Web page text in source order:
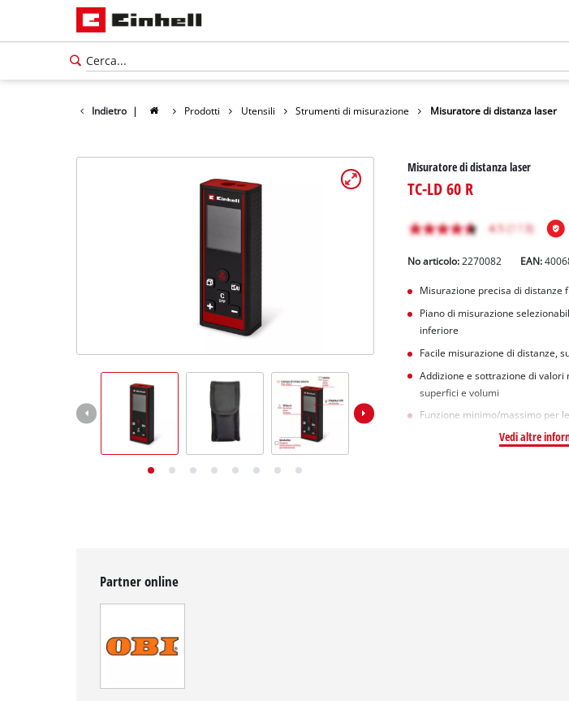
Indietro | Prodotti Utensili Strumenti di misurazione Misuratore di distanza laser
Misuratore di distanza laser
TC-LD 60 R
No articolo:2270082 EAN:
Misurazione precisa di distanze
Piano di misurazione
inferiore
Facile misurazione di distanze,
Addizione e sottrazione di valori
superfici e volumi
Funzione minimo/massimo per
Vedi altre
Partner online